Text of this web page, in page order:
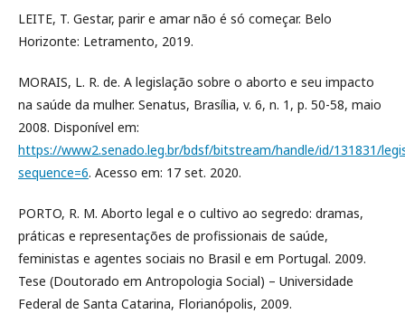
LEITE, T. Gestar, parir e amar não é só começar. Belo
Horizonte: Letramento, 2019.
MORAIS, L. R. de. A legislação sobre o aborto e seu impacto
na saúde da mulher. Senatus, Brasília, v. 6, n. 1, p. 50-58, maio
2008. Disponível em:
https://www2.senado.leg.br/bdsf/bitstream/handle/id/131831/
sequence=6. Acesso em: 17 set. 2020.
PORTO, R. M. Aborto legal e o cultivo ao segredo: dramas,
práticas e representações de profissionais de saúde,
feministas e agentes sociais no Brasil e em Portugal. 2009.
Tese (Doutorado em Antropologia Social) – Universidade
Federal de Santa Catarina, Florianópolis, 2009.